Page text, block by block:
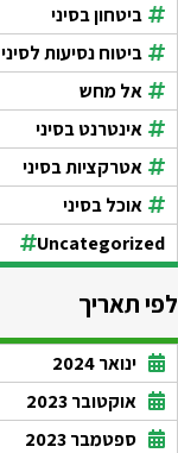
ביטחון בסיני
ביטוח נסיעות לסיני
אל מחש
אינטרנט בסיני
אטרקציות בסיני
אוכל בסיני
Uncategorized
לפי תאריך
ינואר 2024
אוקטובר 2023
ספטמבר 2023